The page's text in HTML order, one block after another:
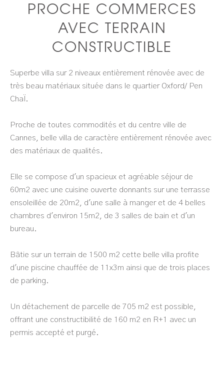
PROCHE COMMERCES
AVEC TERRAIN
CONSTRUCTIBLE
Superbe villa sur 2 niveaux entièrement rénovée avec de
très beau matériaux située dans le quartier Oxford/ Pen
ChaÏ.
Proche de toutes commodités et du centre ville de
Cannes, belle villa de caractère entièrement rénovée avec
des matériaux de qualités.
Elle se compose d'un spacieux et agréable séjour de
60m2 avec une cuisine ouverte donnants sur une terrasse
ensoleillée de 20m2, d'une salle à manger et de 4 belles
chambres d'environ 15m2, de 3 salles de bain et d'un
bureau.
Bâtie sur un terrain de 1500 m2 cette belle villa profite
d'une piscine chauffée de 11x3m ainsi que de trois places
de parking.
Un détachement de parcelle de 705 m2 est possible,
offrant une constructibilité de 160 m2 en R+1 avec un
permis accepté et purgé.